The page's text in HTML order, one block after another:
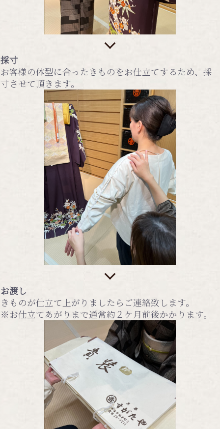
採寸
お客様の体型に合ったきものをお仕立てするため、採
寸させて頂きます。
お渡し
きものが仕立て上がりましたらご連絡致します。
※お仕立てあがりまで通常約２ケ月前後かかります。